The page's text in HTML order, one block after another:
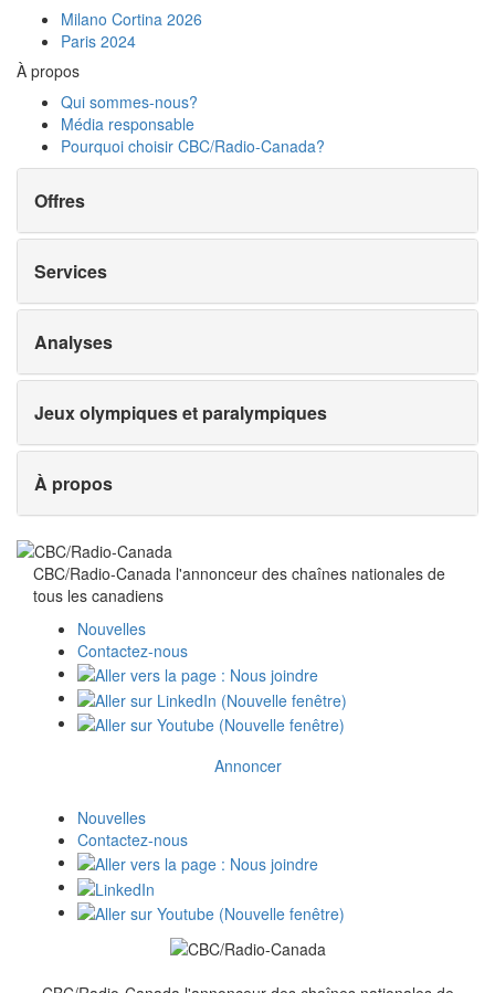
Milano Cortina 2026
Paris 2024
À propos
Qui sommes-nous?
Média responsable
Pourquoi choisir CBC/Radio-Canada?
Offres
Services
Analyses
Jeux olympiques et paralympiques
À propos
CBC/Radio-Canada l'annonceur des chaînes nationales de
tous les canadiens
Nouvelles
Contactez-nous
Annoncer
Nouvelles
Contactez-nous